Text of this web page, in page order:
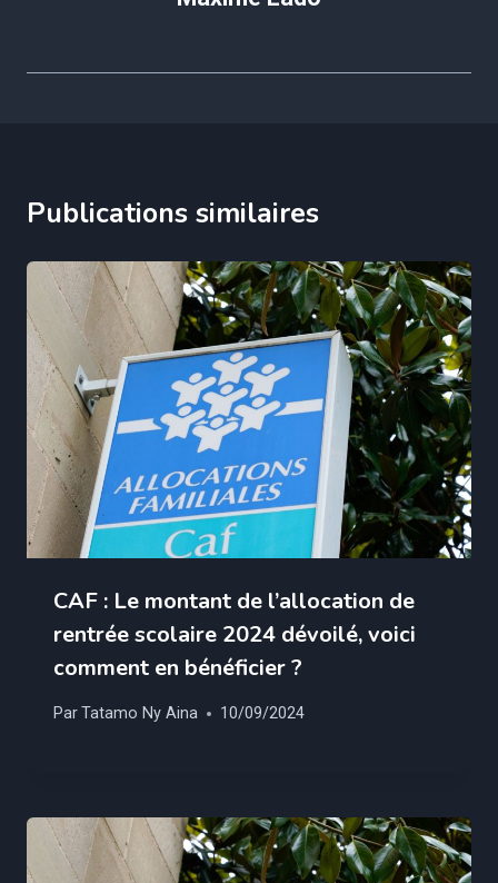
Publications similaires
CAF : Le montant de l’allocation de
rentrée scolaire 2024 dévoilé, voici
comment en bénéficier ?
ParTatamo Ny Aina 10/09/2024